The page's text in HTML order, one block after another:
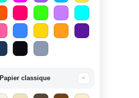
Papier classique −